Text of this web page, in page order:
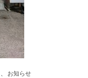
、 お知らせ